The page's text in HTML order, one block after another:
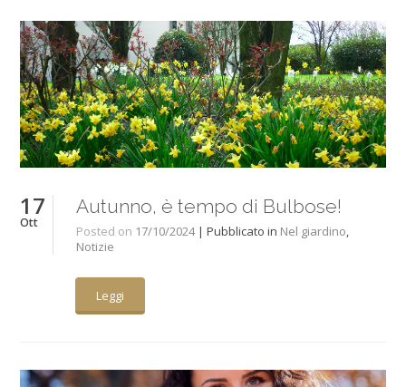
17
Ott
Autunno, è tempo di Bulbose!
Posted on 17/10/2024 | Pubblicato in Nel giardino
Notizie
Leggi